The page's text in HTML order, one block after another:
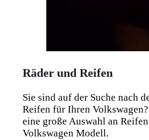
Räder und Reifen
Sie sind auf der Suche nach
Reifen für Ihren
eine große Auswahl an
Volkswagen Modell.